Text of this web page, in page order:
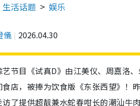
生活话题 娱乐
儀 2026.04.30
艺节目《试真D》由江美仪、周嘉洛
店，被捧为饮食版《东张西望》！
了提供超靓兼水蛇春咁长的潮汕牛